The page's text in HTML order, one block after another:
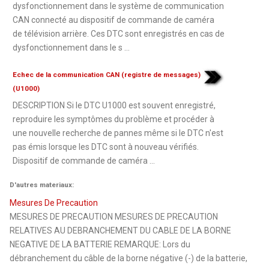
dysfonctionnement dans le système de communication
CAN connecté au dispositif de commande de caméra
de télévision arrière. Ces DTC sont enregistrés en cas de
dysfonctionnement dans le s ...
Echec de la communication CAN (registre de messages)
(U1000)
DESCRIPTION Si le DTC U1000 est souvent enregistré,
reproduire les symptômes du problème et procéder à
une nouvelle recherche de pannes même si le DTC n'est
pas émis lorsque les DTC sont à nouveau vérifiés.
Dispositif de commande de caméra ...
D'autres materiaux:
Mesures De Precaution
MESURES DE PRECAUTION MESURES DE PRECAUTION
RELATIVES AU DEBRANCHEMENT DU CABLE DE LA BORNE
NEGATIVE DE LA BATTERIE REMARQUE: Lors du
débranchement du câble de la borne négative (-) de la batterie,